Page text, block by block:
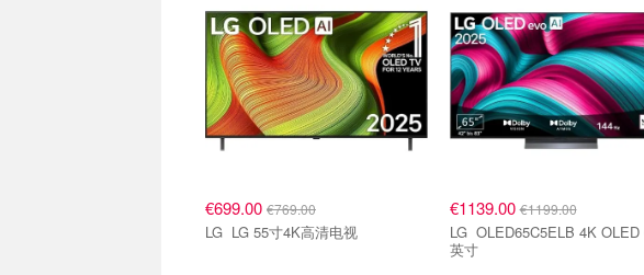
€699.00 €769.00
LG LG 55寸4K高清电视
€1139.00€1199.00
LG OLED65C5ELB 4K OLED 65
英寸